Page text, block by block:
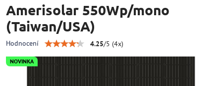
NOVINKA
Amerisolar 550Wp/mono
(Taiwan/USA)
Hodnocení 4.25/5 (4x)